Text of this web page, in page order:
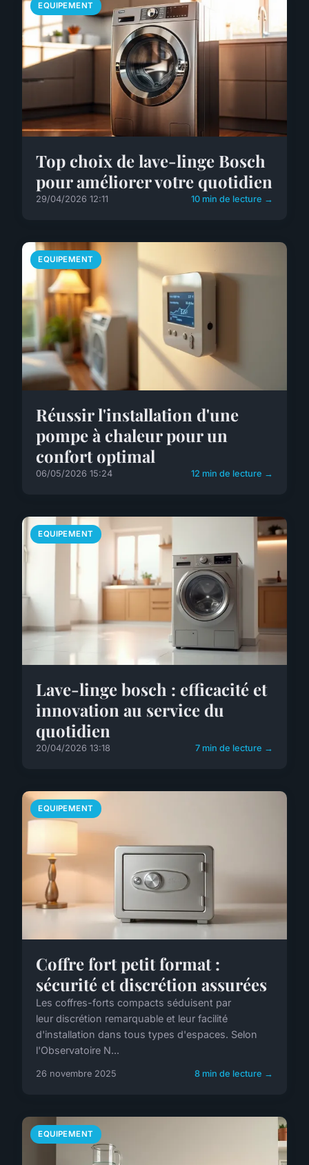
EQUIPEMENT
Top choix de lave-linge Bosch
pour améliorer votre quotidien
29/04/2026 12:11 10 min de lecture →
EQUIPEMENT
Réussir l'installation d'une
pompe à chaleur pour un
confort optimal
06/05/2026 15:24 12 min de lecture →
EQUIPEMENT
Lave-linge bosch : efficacité et
innovation au service du
quotidien
20/04/2026 13:18 7 min de lecture →
EQUIPEMENT
Coffre fort petit format :
sécurité et discrétion assurées
Les coffres-forts compacts séduisent par
leur discrétion remarquable et leur facilité
d'installation dans tous types d'espaces. Selon
l'Observatoire N...
26 novembre 2025 8 min de lecture →
EQUIPEMENT